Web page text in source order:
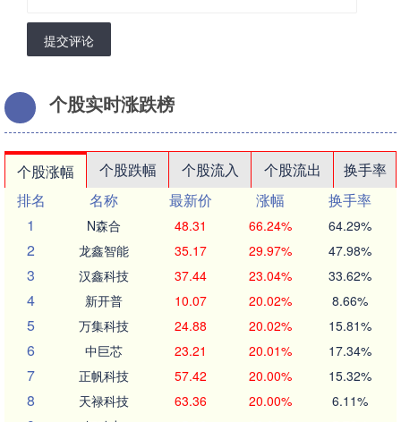
提交评论
个股实时涨跌榜
个股涨幅 个股跌幅 个股流入 个股流出
换手率
排名
名称 最新价 涨幅
换手率
1
N森合 48.31 66.24% 64.29%
2 龙鑫智能 35.17 29.97% 47.98%
3 汉鑫科技 37.44 23.04% 33.62%
4 新开普 10.07 20.02% 8.66%
5 万集科技 24.88 20.02% 15.81%
6 中巨芯 23.21 20.01% 17.34%
7 正帆科技 57.42 20.00% 15.32%
8 天禄科技 63.36 20.00% 6.11%